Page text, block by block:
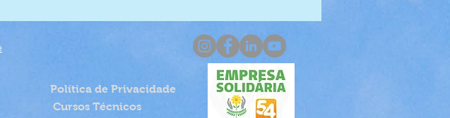
Política de Privacidade
Cursos Técnicos